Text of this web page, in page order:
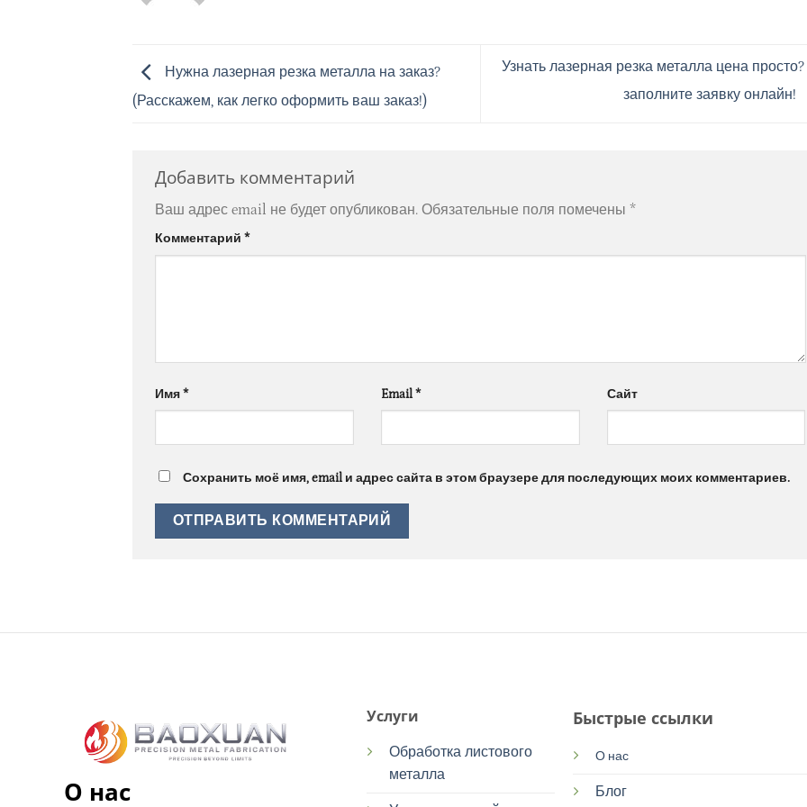
Нужна лазерная резка металла на заказ?
(Расскажем, как легко оформить ваш заказ!)
Узнать лазерная резка металла цена
заполните заявку онлайн!
Добавить комментарий
Ваш адрес email не будет опубликован. Обязательные поля помечены *
Комментарий *
Имя* Email* Сайт
Сохранить моё имя, email и адрес сайта в этом браузере для последующих моих комментариев.
О нас
Услуги
Обработка листового
металла
Быстрые ссылки
О нас
Блог